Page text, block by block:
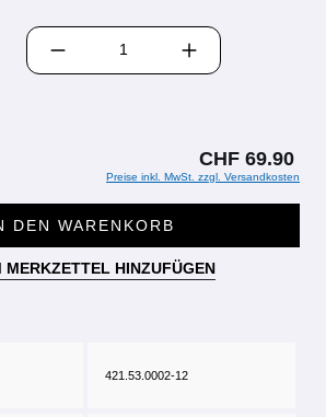
PRODUKT ANZAHL: GIB DEN
CHF 69.90
Preise inkl. MwSt. zzgl. Versandkosten
DEN WARENKORB
MERKZETTEL HINZUFÜGEN
421.53.0002-12